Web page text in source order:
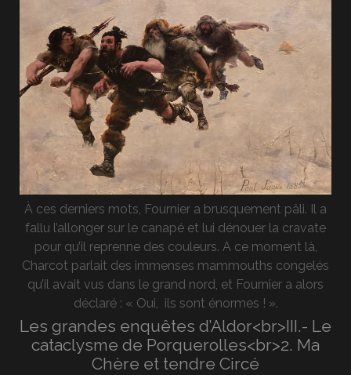
À ces derniers mots, Fournier a brusquement pâli. Il a
fallu l’allonger sur le canapé et lui dénouer la cravate
pour qu’il reprenne des couleurs. A ce moment là,
Charcot parlait des immenses mammouths congelés
qu’il avait vus dans le grand nord, et Fournier a alors
déclaré : « Oui, ils sont énormes ! ».
Les grandes enquêtes d’Aldor<br>III.- Le
cataclysme de Porquerolles<br>2. Ma
Chère et tendre Circé